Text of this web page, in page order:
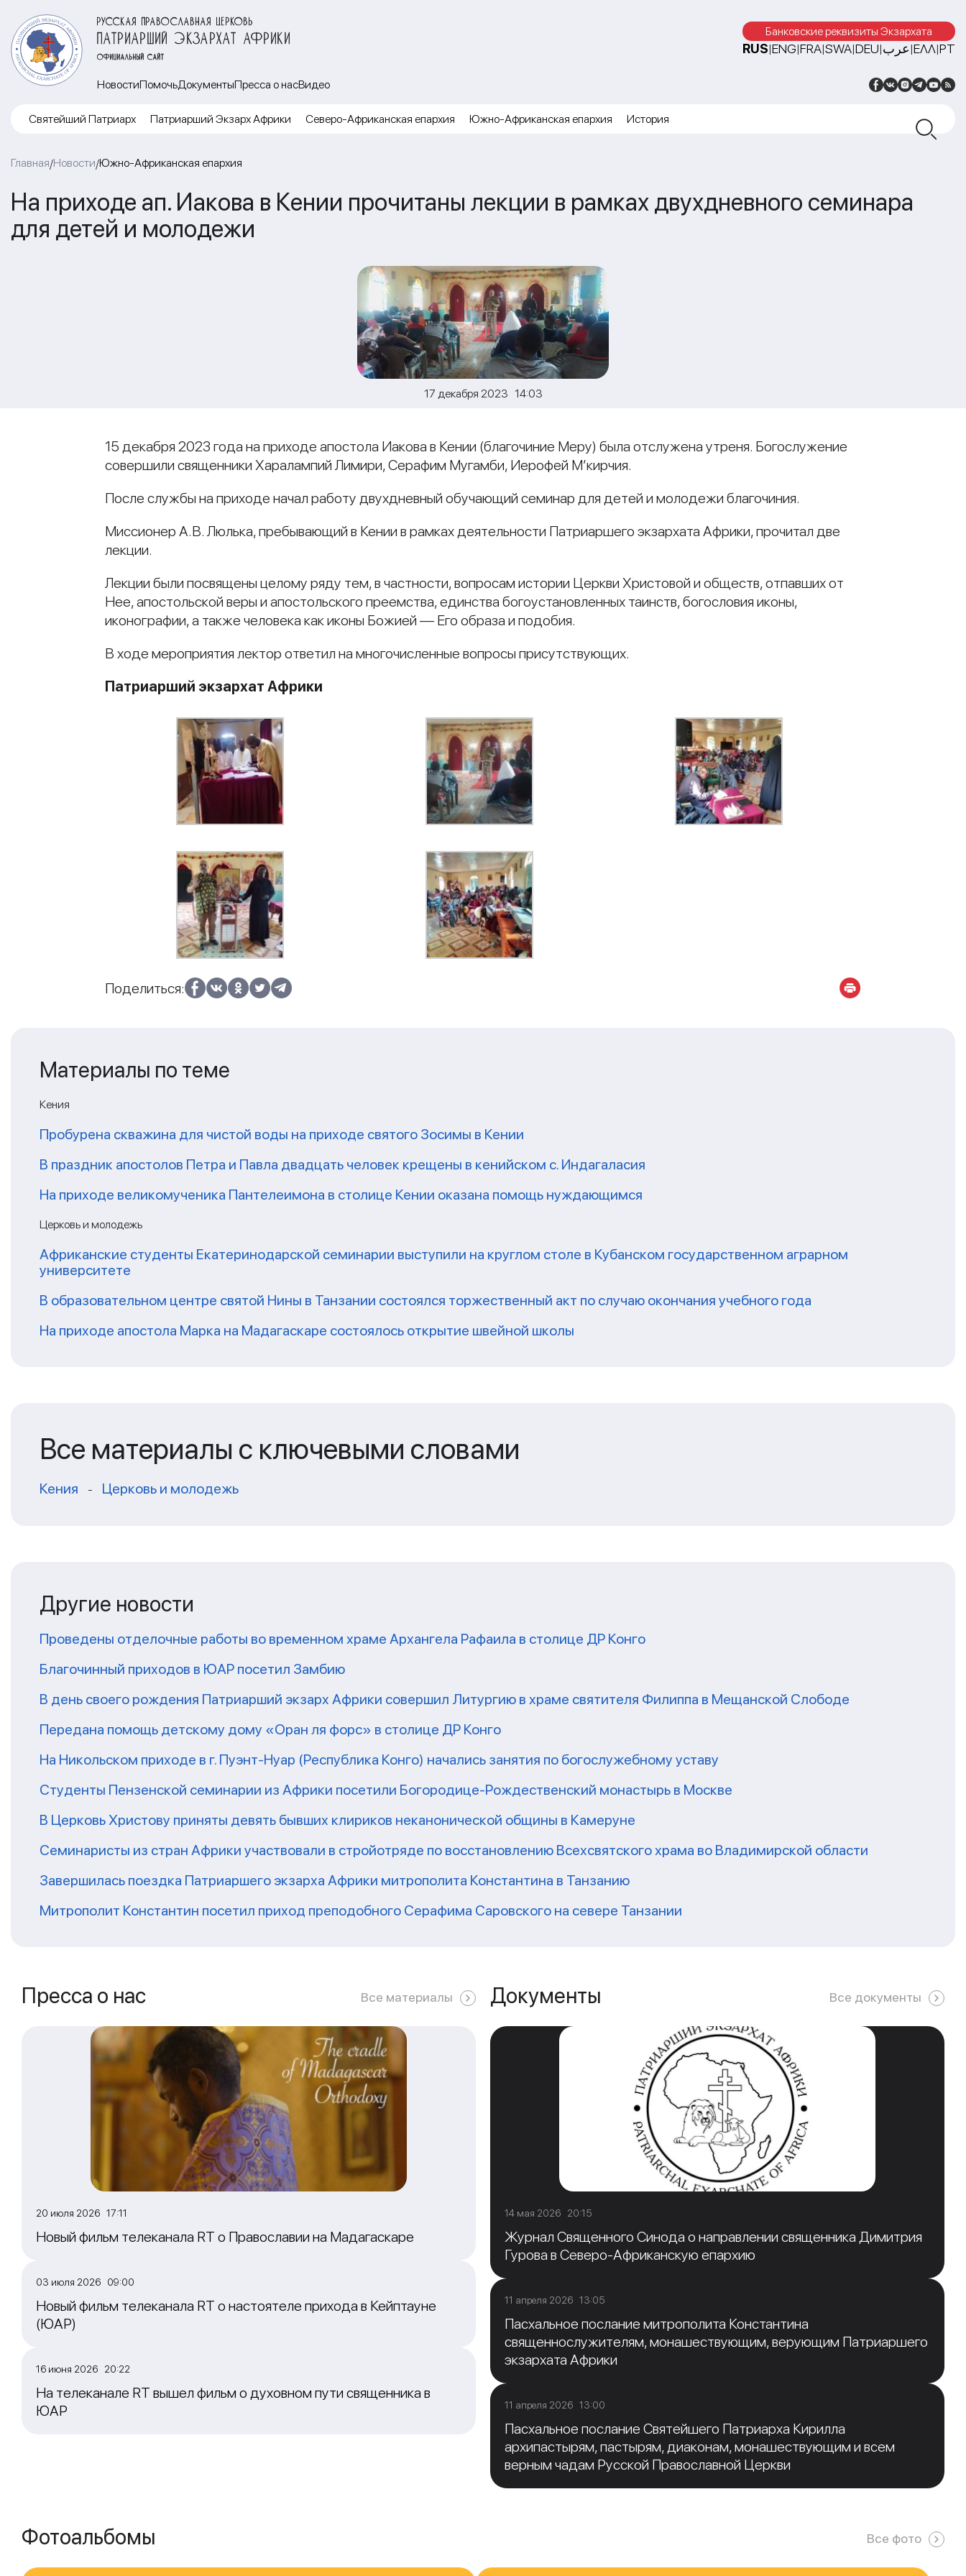
РУССКАЯ ПРАВОСЛАВНАЯ ЦЕРКОВЬ
ПАТРИАРШИЙ ЭКЗАРХАТ АФРИКИ
ОФИЦИАЛЬНЫЙ САЙТ
Банковские реквизиты Экзархата
RUS|ENG|FRA|SWA|DEU|عرب|ΕΛΛ|PT
НовостиПомочьДокументыПресса о насВидео
Cвятейший Патриарх Патриарший Экзарх Африки Северо-Африканская епархия Южно-Африканская епархия История
Главная/Новости/Южно-Африканская епархия
На приходе ап. Иакова в Кении прочитаны лекции в рамках двухдневного семинара
для детей и молодежи
17 декабря 2023 14:03
15 декабря 2023 года на приходе апостола Иакова в Кении (благочиние Меру) была отслужена утреня. Богослужение
совершили священники Харалампий Лимири, Серафим Мугамби, Иерофей М’кирчия.
После службы на приходе начал работу двухдневный обучающий семинар для детей и молодежи благочиния.
Миссионер А.В. Люлька, пребывающий в Кении в рамках деятельности Патриаршего экзархата Африки, прочитал две
лекции.
Лекции были посвящены целому ряду тем, в частности, вопросам истории Церкви Христовой и обществ, отпавших от
Нее, апостольской веры и апостольского преемства, единства богоустановленных таинств, богословия иконы,
иконографии, а также человека как иконы Божией — Его образа и подобия.
В ходе мероприятия лектор ответил на многочисленные вопросы присутствующих.
Патриарший экзархат Африки
Поделиться:
Материалы по теме
Кения
Пробурена скважина для чистой воды на приходе святого Зосимы в Кении
В праздник апостолов Петра и Павла двадцать человек крещены в кенийском с. Индагаласия
На приходе великомученика Пантелеимона в столице Кении оказана помощь нуждающимся
Церковь и молодежь
Африканские студенты Екатеринодарской семинарии выступили на круглом столе в Кубанском государственном аграрном
университете
В образовательном центре святой Нины в Танзании состоялся торжественный акт по случаю окончания учебного года
На приходе апостола Марка на Мадагаскаре состоялось открытие швейной школы
Все материалы с ключевыми словами
Кения - Церковь и молодежь
Другие новости
Проведены отделочные работы во временном храме Архангела Рафаила в столице ДР Конго
Благочинный приходов в ЮАР посетил Замбию
В день своего рождения Патриарший экзарх Африки совершил Литургию в храме святителя Филиппа в Мещанской Слободе
Передана помощь детскому дому «Оран ля форс» в столице ДР Конго
На Никольском приходе в г. Пуэнт-Нуар (Республика Конго) начались занятия по богослужебному уставу
Студенты Пензенской семинарии из Африки посетили Богородице-Рождественский монастырь в Москве
В Церковь Христову приняты девять бывших клириков неканонической общины в Камеруне
Семинаристы из стран Африки участвовали в стройотряде по восстановлению Всехсвятского храма во Владимирской области
Завершилась поездка Патриаршего экзарха Африки митрополита Константина в Танзанию
Митрополит Константин посетил приход преподобного Серафима Саровского на севере Танзании
Пресса о нас Все материалы
20 июля 2026 17:11
Новый фильм телеканала RT о Православии на Мадагаскаре
03 июля 2026 09:00
Новый фильм телеканала RT о настоятеле прихода в Кейптауне
(ЮАР)
16 июня 2026 20:22
На телеканале RT вышел фильм о духовном пути священника в
ЮАР
Документы Все документы
14 мая 2026 20:15
Журнал Священного Синода о направлении священника Димитрия
Гурова в Северо-Африканскую епархию
11 апреля 2026 13:05
Пасхальное послание митрополита Константина
священнослужителям, монашествующим, верующим Патриаршего
экзархата Африки
11 апреля 2026 13:00
Пасхальное послание Святейшего Патриарха Кирилла
архипастырям, пастырям, диаконам, монашествующим и всем
верным чадам Русской Православной Церкви
Фотоальбомы Все фото